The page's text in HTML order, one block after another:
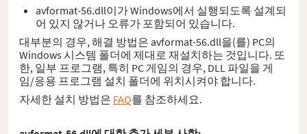
avformat-56.dll이가 Windows에서 실행되도록 설계되
어 있지 않거나 오류가 포함되어 있습니다.
대부분의 경우, 해결 방법은 avformat-56.dll을(를) PC의
Windows 시스템 폴더에 제대로 재설치하는 것입니다. 또
한, 일부 프로그램, 특히 PC 게임의 경우, DLL 파일을 게
임/응용 프로그램 설치 폴더에 위치시켜야 합니다.
자세한 설치 방법은 FAQ를 참조하세요.